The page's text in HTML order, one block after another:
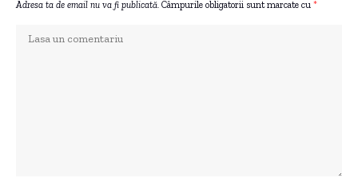
Adresa ta de email nu va fi publicată. Câmpurile obligatorii sunt marcate cu *